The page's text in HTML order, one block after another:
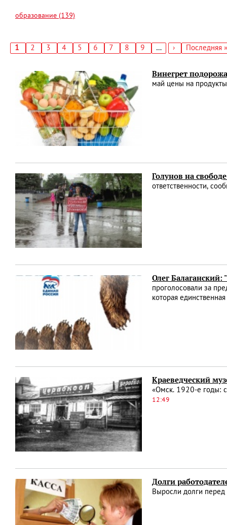
образование (139)
Текущая
1 Страница
2 Страница
3 Страница
4 Страница
5 Страница
6 Страница
7 Страница
8 Страница
9 …
Следующая
›
Последняя
Последняя »
Винегрет
май цены на
Голунов на
ответственности,
Олег Балаганский:
проголосовали за
которая
Краеведческий
«Омск. 1920-е годы:
12:49
Долги
Выросли долги перед